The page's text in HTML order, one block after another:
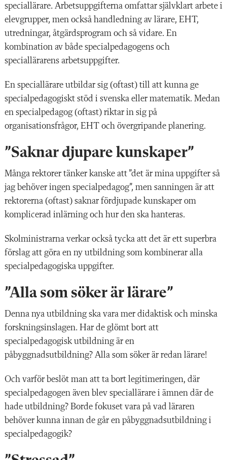
speciallärare. Arbetsuppgifterna omfattar självklart arbete i
elevgrupper, men också handledning av lärare, EHT,
utredningar, åtgärdsprogram och så vidare. En
kombination av både specialpedagogens och
speciallärarens arbetsuppgifter.
En speciallärare utbildar sig (oftast) till att kunna ge
specialpedagogiskt stöd i svenska eller matematik. Medan
en specialpedagog (oftast) riktar in sig på
organisationsfrågor, EHT och övergripande planering.
”Saknar djupare kunskaper”
Många rektorer tänker kanske att ”det är mina uppgifter så
jag behöver ingen specialpedagog”, men sanningen är att
rektorerna (oftast) saknar fördjupade kunskaper om
komplicerad inlärning och hur den ska hanteras.
Skolministrarna verkar också tycka att det är ett superbra
förslag att göra en ny utbildning som kombinerar alla
specialpedagogiska uppgifter.
”Alla som söker är lärare”
Denna nya utbildning ska vara mer didaktisk och minska
forskningsinslagen. Har de glömt bort att
specialpedagogisk utbildning är en
påbyggnadsutbildning? Alla som söker är redan lärare!
Och varför beslöt man att ta bort legitimeringen, där
specialpedagogen även blev speciallärare i ämnen där de
hade utbildning? Borde fokuset vara på vad läraren
behöver kunna innan de går en påbyggnadsutbildning i
specialpedagogik?